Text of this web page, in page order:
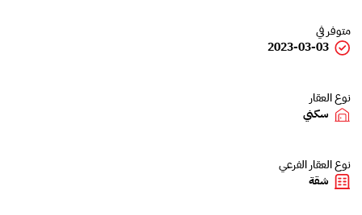
متوفر في
2023-03-03
نوع العقار
سكني
نوع العقار الفرعي
شقة